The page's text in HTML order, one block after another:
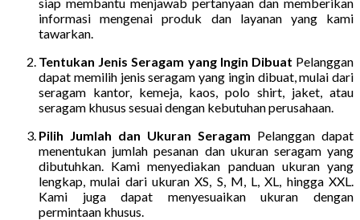
informasi mengenai produk dan layanan yang kami
tawarkan.
Tentukan Jenis Seragam yang Ingin Dibuat Pelanggan
dapat memilih jenis seragam yang ingin dibuat, mulai dari
seragam kantor, kemeja, kaos, polo shirt, jaket, atau
seragam khusus sesuai dengan kebutuhan perusahaan.
Pilih Jumlah dan Ukuran Seragam Pelanggan dapat
menentukan jumlah pesanan dan ukuran seragam yang
dibutuhkan. Kami menyediakan panduan ukuran yang
lengkap, mulai dari ukuran XS, S, M, L, XL, hingga XXL.
Kami juga dapat menyesuaikan ukuran dengan
permintaan khusus.